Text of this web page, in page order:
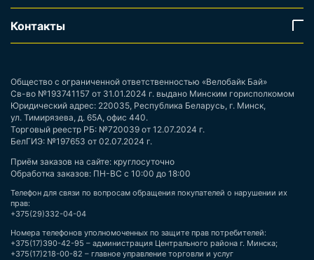
Контакты
Общество с ограниченной ответственностью «Велобайк Бай»
Св-во №193741157 от 31.01.2024 г. выдано Минским горисполкомом
Юридический адрес: 220035, Республика Беларусь, г. Минск,
ул. Тимирязева, д. 65А, офис 440.
Торговый реестр РБ: №720039 от 12.07.2024 г.
БелГИЭ: №197653 от 02.07.2024 г.
Приём заказов на сайте: круглосуточно
Обработка заказов: ПН-ВС с 10:00 до 18:00
Телефон для связи по вопросам обращения покупателей о нарушении их
прав:
+375(29)332-04-04
Номера телефонов уполномоченных по защите прав потребителей:
+375(17)390-42-95 – администрация Центрального района г. Минска;
+375(17)218-00-82 – главное управление торговли и услуг